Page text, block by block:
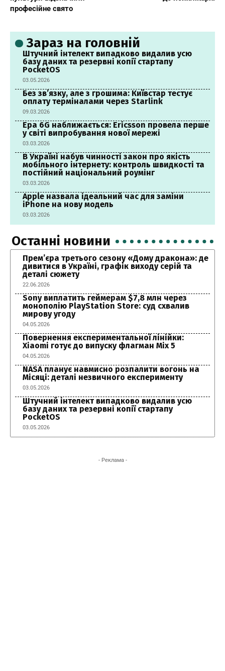
професійне свято
Зараз на головній
Штучний інтелект випадково видалив усю
базу даних та резервні копії стартапу
PocketOS
03.05.2026
Без зв’язку, але з грошима: Київстар тестує
оплату терміналами через Starlink
09.03.2026
Ера 6G наближається: Ericsson провела перше
у світі випробування нової мережі
03.03.2026
В Україні набув чинності закон про якість
мобільного інтернету: контроль швидкості та
постійний національний роумінг
03.03.2026
Apple назвала ідеальний час для заміни
iPhone на нову модель
03.03.2026
Останні новини
Прем’єра третього сезону «Дому дракона»: де
дивитися в Україні, графік виходу серій та
деталі сюжету
22.06.2026
Sony виплатить геймерам $7,8 млн через
монополію PlayStation Store: суд схвалив
мирову угоду
04.05.2026
Повернення експериментальної лінійки:
Xiaomi готує до випуску флагман Mix 5
04.05.2026
NASA планує навмисно розпалити вогонь на
Місяці: деталі незвичного експерименту
03.05.2026
Штучний інтелект випадково видалив усю
базу даних та резервні копії стартапу
PocketOS
03.05.2026
- Реклама -